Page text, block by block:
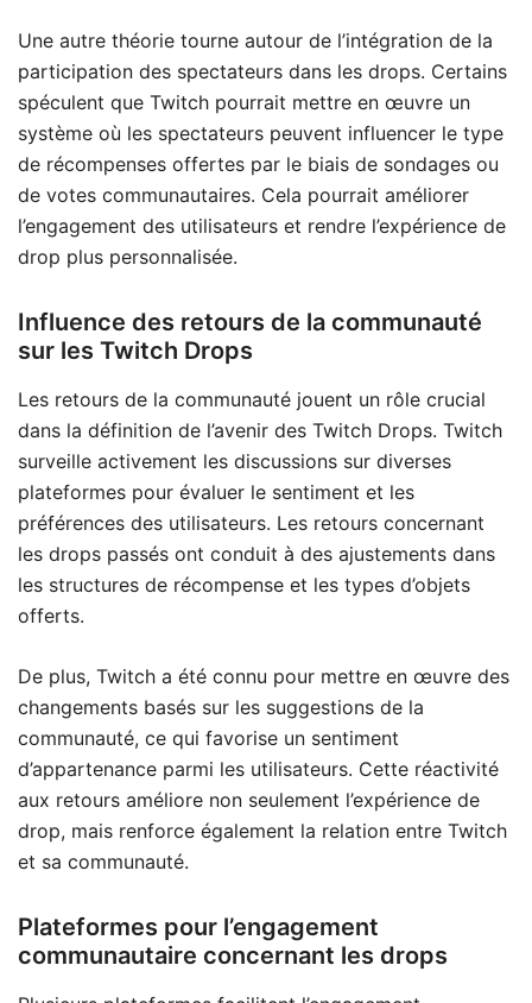
Une autre théorie tourne autour de l’intégration de la
participation des spectateurs dans les drops. Certains
spéculent que Twitch pourrait mettre en œuvre un
système où les spectateurs peuvent influencer le type
de récompenses offertes par le biais de sondages ou
de votes communautaires. Cela pourrait améliorer
l’engagement des utilisateurs et rendre l’expérience de
drop plus personnalisée.
Influence des retours de la communauté
sur les Twitch Drops
Les retours de la communauté jouent un rôle crucial
dans la définition de l’avenir des Twitch Drops. Twitch
surveille activement les discussions sur diverses
plateformes pour évaluer le sentiment et les
préférences des utilisateurs. Les retours concernant
les drops passés ont conduit à des ajustements dans
les structures de récompense et les types d’objets
offerts.
De plus, Twitch a été connu pour mettre en œuvre des
changements basés sur les suggestions de la
communauté, ce qui favorise un sentiment
d’appartenance parmi les utilisateurs. Cette réactivité
aux retours améliore non seulement l’expérience de
drop, mais renforce également la relation entre Twitch
et sa communauté.
Plateformes pour l’engagement
communautaire concernant les drops